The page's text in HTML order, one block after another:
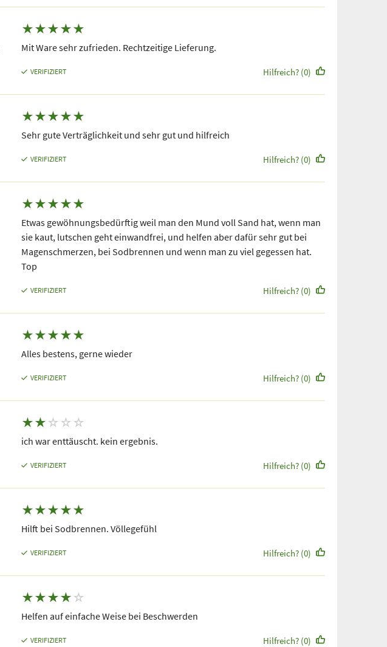
★★★★★
Mit Ware sehr zufrieden. Rechtzeitige Lieferung.
VERIFIZIERT Hilfreich? (0)
★★★★★
Sehr gute Verträglichkeit und sehr gut und hilfreich
VERIFIZIERT Hilfreich? (0)
★★★★★
Etwas gewöhnungsbedürftig weil man den Mund voll Sand hat, wenn man
sie kaut, lutschen geht einwandfrei, und helfen aber dafür sehr gut bei
Magenschmerzen, bei Sodbrennen und wenn man zu viel gegessen hat.
Top
VERIFIZIERT Hilfreich? (0)
★★★★★
Alles bestens, gerne wieder
VERIFIZIERT Hilfreich? (0)
★★ ☆ ☆ ☆
ich war enttäuscht. kein ergebnis.
VERIFIZIERT Hilfreich? (0)
★★★★★
Hilft bei Sodbrennen. Völlegefühl
VERIFIZIERT Hilfreich? (0)
★★★★ ☆
Helfen auf einfache Weise bei Beschwerden
VERIFIZIERT Hilfreich? (0)